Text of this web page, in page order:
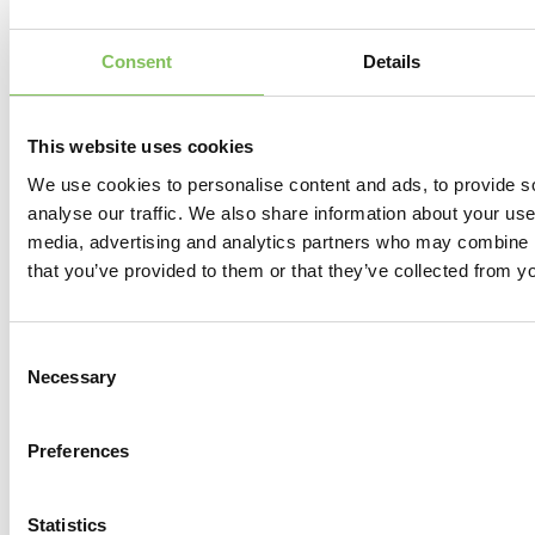
Consent Details
This website uses cookies
We use cookies to personalise content and ads, to provide
analyse our traffic. We also share information about your
media, advertising and analytics partners who may
that you’ve provided to them or that they’ve collected from
Selection
Necessary
Preferences
Statistics
Deel dit bericht
Verder lezen